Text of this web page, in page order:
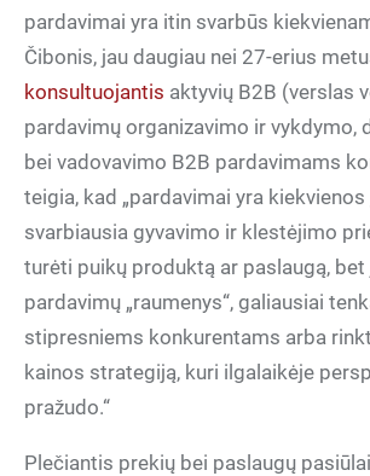
pardavimai yra itin svarbūs
Čibonis, jau daugiau nei 27-erius
konsultuojantis aktyvių B2B (verslas
pardavimų organizavimo ir vykdymo,
bei vadovavimo B2B pardavimams
teigia, kad „pardavimai yra
svarbiausia gyvavimo ir klestėjimo
turėti puikų produktą ar paslaugą,
pardavimų „raumenys“, galiausiai
stipresniems konkurentams arba
kainos strategiją, kuri ilgalaikėje
pražudo.“
Plečiantis prekių bei paslaugų